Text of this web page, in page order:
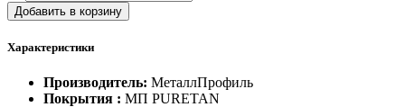
Добавить в корзину
Характеристики
Производитель: МеталлПрофиль
Покрытия : МП PURETAN